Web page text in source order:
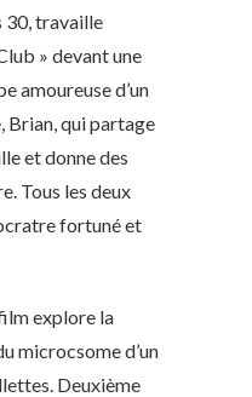
30, travaille
» devant une
amoureuse d’un
Brian, qui partage
et donne des
Tous les deux
fortuné et
explore la
microcsome d’un
Deuxième